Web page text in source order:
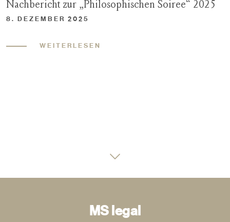
Nachbericht zur „Philosophischen Soiree“ 2025
8. DEZEMBER 2025
WEITERLESEN
MS legal